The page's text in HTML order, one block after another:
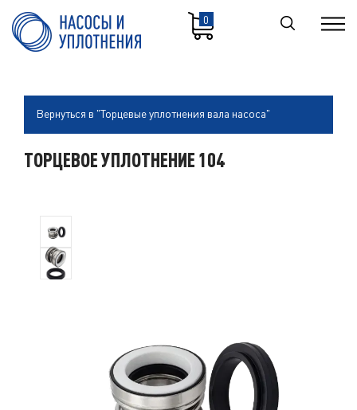
0
Вернуться в "Торцевые уплотнения вала насоса"
ТОРЦЕВОЕ УПЛОТНЕНИЕ 104